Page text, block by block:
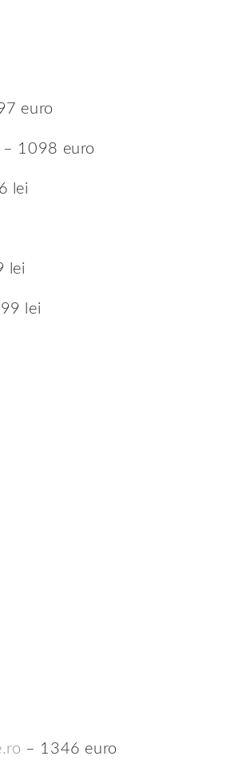
euro
– 1098 euro
lei
lei
lei
– 1346 euro